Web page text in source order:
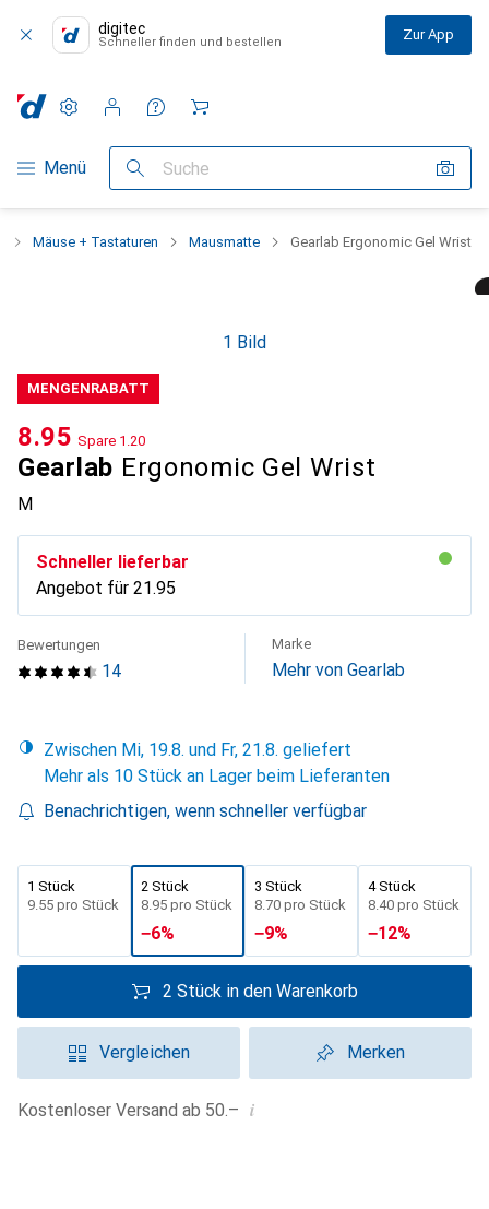
digitec
Schneller finden und bestellen Zur App
Navigation nach Kategorien
Menü Suche
Einstellungen
Kundenkonto
Vergleichslisten
Merklisten
Warenkorb
Mäuse + Tastaturen Mausmatte Gearlab Ergonomic Gel Wrist
1 Bild
MENGENRABATT
Gearlab Ergonomic Gel Wrist
M
CHF
8.95 Spare CHF
1.20
Schneller lieferbar
Angebot für CHF
21.95
14
Bewertungen Marke
Mehr von Gearlab
Zwischen Mi, 19.8. und Fr, 21.8. geliefert
Mehr als 10 Stück an Lager beim Lieferanten
Benachrichtigen, wenn schneller verfügbar
1 Stück
CHF
9.55 pro Stück
2 Stück
CHF
8.95 pro Stück
−6%
3 Stück
CHF
8.70 pro Stück
−9%
4 Stück
CHF
8.40 pro Stück
−12%
2 Stück in den Warenkorb
Vergleichen Merken
Kostenloser Versand ab 50.– i